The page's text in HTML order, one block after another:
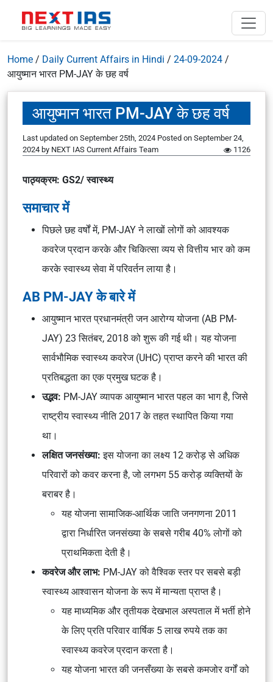
Home / Daily Current Affairs in Hindi / 24-09-2024 /
आयुष्मान भारत PM-JAY के छह वर्ष
आयुष्मान भारत PM-JAY के छह वर्ष
Last updated on September 25th, 2024 Posted on September 24,
2024 by NEXT IAS Current Affairs Team 1126
पाठ्यक्रम: GS2/ स्वास्थ्य
समाचार में
पिछले छह वर्षों में, PM-JAY ने लाखों लोगों को आवश्यक
कवरेज प्रदान करके और चिकित्सा व्यय से वित्तीय भार को कम
करके स्वास्थ्य सेवा में परिवर्तन लाया है।
AB PM-JAY के बारे में
आयुष्मान भारत प्रधानमंत्री जन आरोग्य योजना (AB PM-
JAY) 23 सितंबर, 2018 को शुरू की गई थी। यह योजना
सार्वभौमिक स्वास्थ्य कवरेज (UHC) प्राप्त करने की भारत की
प्रतिबद्धता का एक प्रमुख घटक है।
उद्भव: PM-JAY व्यापक आयुष्मान भारत पहल का भाग है, जिसे
राष्ट्रीय स्वास्थ्य नीति 2017 के तहत स्थापित किया गया
था।
लक्षित जनसंख्या:इस योजना का लक्ष्य 12 करोड़ से अधिक
परिवारों को कवर करना है, जो लगभग 55 करोड़ व्यक्तियों के
बराबर है।
यह योजना सामाजिक-आर्थिक जाति जनगणना 2011
द्वारा निर्धारित जनसंख्या के सबसे गरीब 40% लोगों को
प्राथमिकता देती है।
कवरेज और लाभ: PM-JAY को वैश्विक स्तर पर सबसे बड़ी
स्वास्थ्य आश्वासन योजना के रूप में मान्यता प्राप्त है।
यह माध्यमिक और तृतीयक देखभाल अस्पताल में भर्ती होने
के लिए प्रति परिवार वार्षिक 5 लाख रुपये तक का
स्वास्थ्य कवरेज प्रदान करता है।
यह योजना भारत की जनसँख्या के सबसे कमजोर वर्गों को